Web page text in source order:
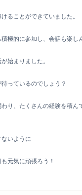
ることができていました。
極的に参加し、会話も楽し
始まりました。
っているのでしょう？
り、たくさんの経験を積ん
いように
元気に頑張ろう！